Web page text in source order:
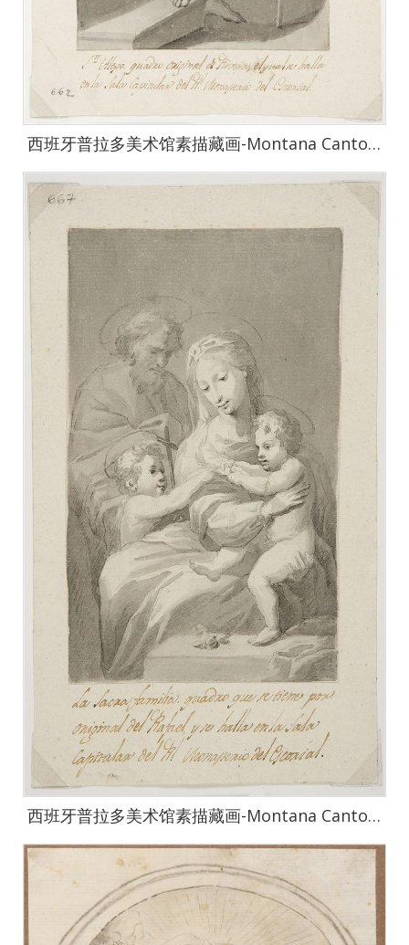
西班牙普拉多美术馆素描藏画-Montana Canto, Pau-Santiago el Mayor
西班牙普拉多美术馆素描藏画-Montana Canto, Pau-Virgen con el Nino